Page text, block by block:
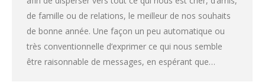
de famille ou de relations, le meilleur de nos souhaits
de bonne année. Une façon un peu automatique ou
très conventionnelle d’exprimer ce qui nous semble
être raisonnable de messages, en espérant que…